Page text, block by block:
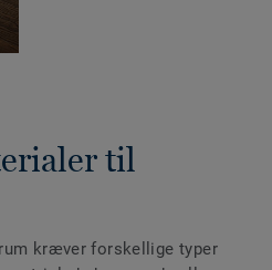
til
kræver forskellige typer